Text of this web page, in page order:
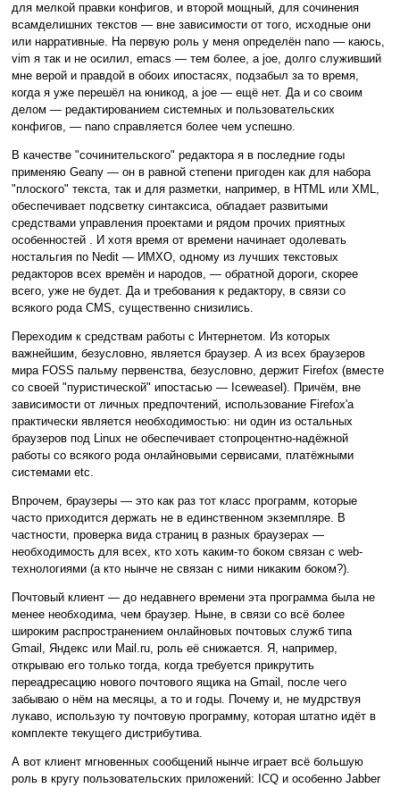
для мелкой правки конфигов, и второй мощный, для сочинения
всамделишних текстов — вне зависимости от того, исходные они
или нарративные. На первую роль у меня определён nano — каюсь,
vim я так и не осилил, emacs — тем более, а joe, долго служивший
мне верой и правдой в обоих ипостасях, подзабыл за то время,
когда я уже перешёл на юникод, а joe — ещё нет. Да и со своим
делом — редактированием системных и пользовательских
конфигов, — nano справляется более чем успешно.
В качестве "сочинительского" редактора я в последние годы
применяю Geany — он в равной степени пригоден как для набора
"плоского" текста, так и для разметки, например, в HTML или XML,
обеспечивает подсветку синтаксиса, обладает развитыми
средствами управления проектами и рядом прочих приятных
особенностей . И хотя время от времени начинает одолевать
ностальгия по Nedit — ИМХО, одному из лучших текстовых
редакторов всех времён и народов, — обратной дороги, скорее
всего, уже не будет. Да и требования к редактору, в связи со
всякого рода CMS, существенно снизились.
Переходим к средствам работы с Интернетом. Из которых
важнейшим, безусловно, является браузер. А из всех браузеров
мира FOSS пальму первенства, безусловно, держит Firefox (вместе
со своей "пуристической" ипостасью — Iceweasel). Причём, вне
зависимости от личных предпочтений, использование Firefox'а
практически является необходимостью: ни один из остальных
браузеров под Linux не обеспечивает стопроцентно-надёжной
работы со всякого рода онлайновыми сервисами, платёжными
системами etc.
Впрочем, браузеры — это как раз тот класс программ, которые
часто приходится держать не в единственном экземпляре. В
частности, проверка вида страниц в разных браузерах —
необходимость для всех, кто хоть каким-то боком связан с web-
технологиями (а кто нынче не связан с ними никаким боком?).
Почтовый клиент — до недавнего времени эта программа была не
менее необходима, чем браузер. Ныне, в связи со всё более
широким распространением онлайновых почтовых служб типа
Gmail, Яндекс или Mail.ru, роль её снижается. Я, например,
открываю его только тогда, когда требуется прикрутить
переадресацию нового почтового ящика на Gmail, после чего
забываю о нём на месяцы, а то и годы. Почему и, не мудрствуя
лукаво, использую ту почтовую программу, которая штатно идёт в
комплекте текущего дистрибутива.
А вот клиент мгновенных сообщений нынче играет всё большую
роль в кругу пользовательских приложений: ICQ и особенно Jabber